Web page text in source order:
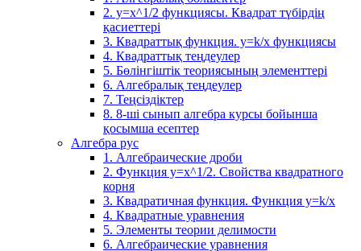
2. у=х^1/2 функциясы. Квадрат түбірдің
қасиеттері
3. Квадраттық функция. у=k/x функциясы
4. Квадраттық теңдеулер
5. Бөлінгіштік теориясының элементтері
6. Алгебралық теңдеулер
7. Теңсіздіктер
8. 8-ші сынып алгебра курсы бойынша
қосымша есептер
Алгебра рус
1. Алгебраические дроби
2. Функция y=x^1/2. Свойства квадратного
корня
3. Квадратичная функция. Функция у=k/x
4. Квадратные уравнения
5. Элементы теории делимости
6. Алгебраические уравнения